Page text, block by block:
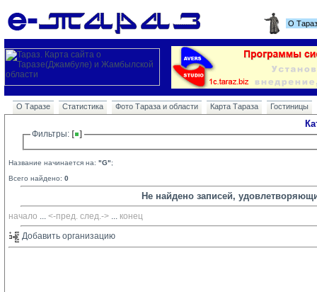
О
О Таразе Статистика Фото Тараза и области Карта Тараза Гостиницы
Фильтры:
Название начинается на: "G";
Всего найдено: 0
Не найдено записей,
начало ... <-пред. след.-> ... конец
Добавить организацию